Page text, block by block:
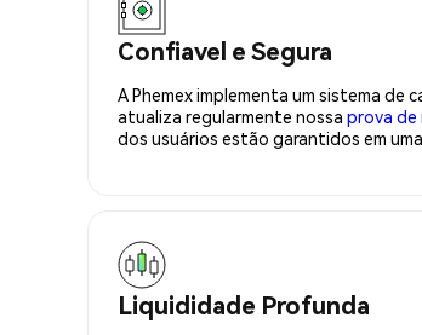
Confiavel e Segura
A Phemex implementa um sistema de
atualiza regularmente nossa prova de
dos usuários estão garantidos em
Liquididade Profunda